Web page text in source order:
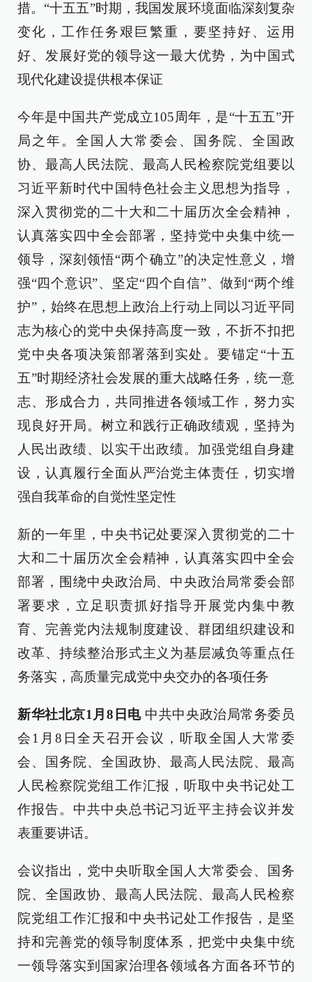
措。“十五五”时期，我国发展环境面临深刻复杂
变化，工作任务艰巨繁重，要坚持好、运用
好、发展好党的领导这一最大优势，为中国式
现代化建设提供根本保证
今年是中国共产党成立105周年，是“十五五”开
局之年。全国人大常委会、国务院、全国政
协、最高人民法院、最高人民检察院党组要以
习近平新时代中国特色社会主义思想为指导，
深入贯彻党的二十大和二十届历次全会精神，
认真落实四中全会部署，坚持党中央集中统一
领导，深刻领悟“两个确立”的决定性意义，增
强“四个意识”、坚定“四个自信”、做到“两个维
护”，始终在思想上政治上行动上同以习近平同
志为核心的党中央保持高度一致，不折不扣把
党中央各项决策部署落到实处。要锚定“十五
五”时期经济社会发展的重大战略任务，统一意
志、形成合力，共同推进各领域工作，努力实
现良好开局。树立和践行正确政绩观，坚持为
人民出政绩、以实干出政绩。加强党组自身建
设，认真履行全面从严治党主体责任，切实增
强自我革命的自觉性坚定性
新的一年里，中央书记处要深入贯彻党的二十
大和二十届历次全会精神，认真落实四中全会
部署，围绕中央政治局、中央政治局常委会部
署要求，立足职责抓好指导开展党内集中教
育、完善党内法规制度建设、群团组织建设和
改革、持续整治形式主义为基层减负等重点任
务落实，高质量完成党中央交办的各项任务
新华社北京1月8日电 中共中央政治局常务委员
会1月8日全天召开会议，听取全国人大常委
会、国务院、全国政协、最高人民法院、最高
人民检察院党组工作汇报，听取中央书记处工
作报告。中共中央总书记习近平主持会议并发
表重要讲话。
会议指出，党中央听取全国人大常委会、国务
院、全国政协、最高人民法院、最高人民检察
院党组工作汇报和中央书记处工作报告，是坚
持和完善党的领导制度体系，把党中央集中统
一领导落实到国家治理各领域各方面各环节的